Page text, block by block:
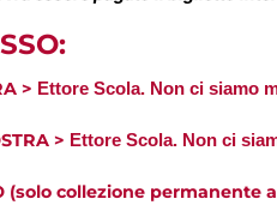
> Ettore Scola. Non ci siamo
> Ettore Scola. Non ci
(solo collezione permanente